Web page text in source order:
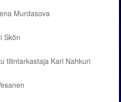
Murdasova
Skön
tilintarkastaja Kari Nahkuri